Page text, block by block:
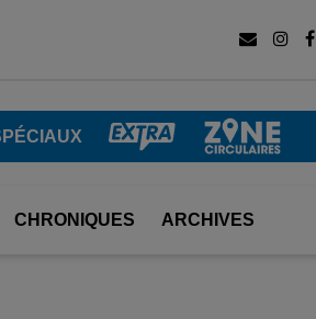
CHRONIQUES ARCHIVES